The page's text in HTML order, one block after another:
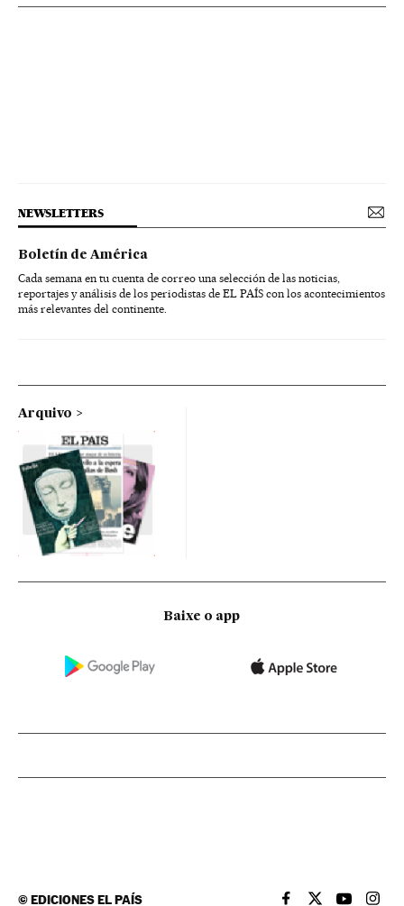
NEWSLETTERS
Boletín de América
Cada semana en tu cuenta de correo una selección de las noticias,
reportajes y análisis de los periodistas de EL PAÍS con los acontecimientos
más relevantes del continente.
Arquivo
Baixe o app
©EDICIONES EL PAÍS